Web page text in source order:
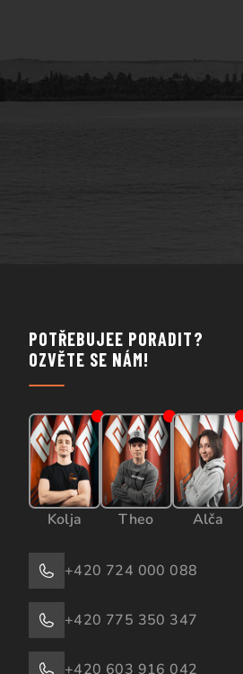
t
í
POTŘEBUJEE PORADIT?
OZVĚTE SE NÁM!
Kolja Theo Alča
+420 724 000 088
+420 775 350 347
+420 603 916 042